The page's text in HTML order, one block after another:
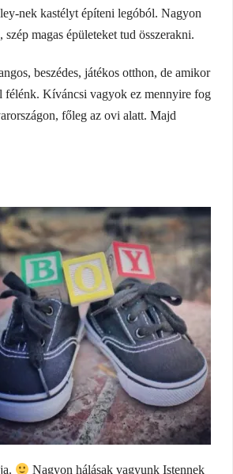
nek kastélyt építeni legóból. Nagyon
szép magas épületeket tud összerakni.
beszédes, játékos otthon, de amikor
félénk. Kíváncsi vagyok ez mennyire fog
főleg az ovi alatt. Majd
Nagyon hálásak vagyunk Istennek